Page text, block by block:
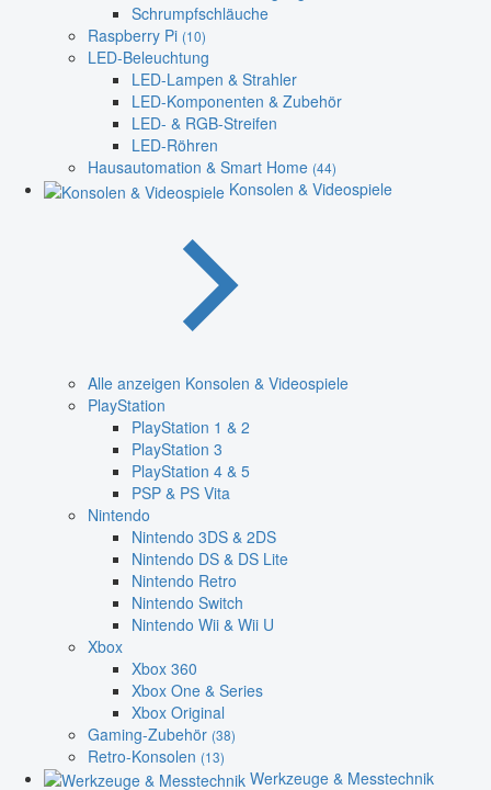
Schrumpfschläuche
Raspberry Pi (10)
LED-Beleuchtung
LED-Lampen & Strahler
LED-Komponenten & Zubehör
LED- & RGB-Streifen
LED-Röhren
Hausautomation & Smart Home (44)
Konsolen & Videospiele
Alle anzeigen Konsolen & Videospiele
PlayStation
PlayStation 1 & 2
PlayStation 3
PlayStation 4 & 5
PSP & PS Vita
Nintendo
Nintendo 3DS & 2DS
Nintendo DS & DS Lite
Nintendo Retro
Nintendo Switch
Nintendo Wii & Wii U
Xbox
Xbox 360
Xbox One & Series
Xbox Original
Gaming-Zubehör (38)
Retro-Konsolen (13)
Werkzeuge & Messtechnik